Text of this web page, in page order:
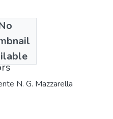
N. G. Mazzarella